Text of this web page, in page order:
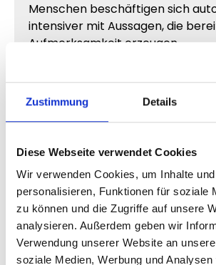
Zustimmung Details
Diese Webseite verwendet Cookies
Wir verwenden Cookies, um Inhalte
personalisieren, Funktionen für soziale
zu können und die Zugriffe auf unsere
analysieren. Außerdem geben wir
Verwendung unserer Website an
soziale Medien, Werbung und
Menschen beschäftigen sich
intensiver mit Aussagen, die
Aufmerksamkeit erzeugen.
glaubwürdiger
interessanter
stärker wahrgenommen
Besonders bei Business-Posts
Beiträgen spielt dieser Effekt
Rolle.